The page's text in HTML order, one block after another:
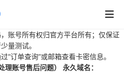
账号所有权归官方平台所有；仅保证
量测试。
“订单查询”或邮箱查看卡密信息。
理账号售后问题）
永久域名：